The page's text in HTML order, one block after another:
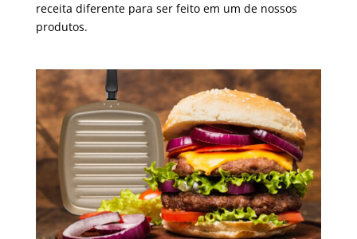
receita diferente para ser feito em um de nossos
produtos.